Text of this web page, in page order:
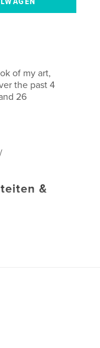
of my art,
the past 4
26
&